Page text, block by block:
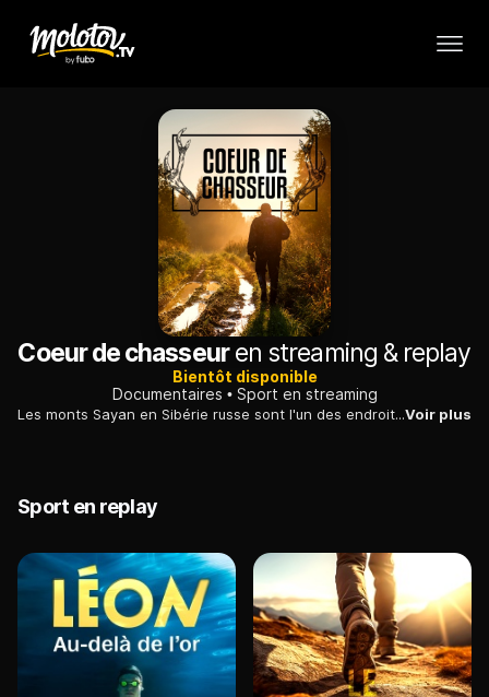
Coeur de chasseuren streaming & replay
Bientôt disponible
Documentaires
Sport en streaming
Les monts Sayan en Sibérie russe sont l'un des endroits les plus sauvages et reculés du monde. Dans ces montagnes sauvages vivent des ours, des loups, des élans, des chevreuils sibériens et notre objectif : l'un des Ibex les plus beaux du monde, l'Ibex sibérien.Voir plus
Sport en replay